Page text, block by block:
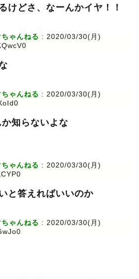
けどさ、なーんかイヤ！！
ゃんねる : 2020/03/30(月)
ゃんねる : 2020/03/30(月)
知らないよな
ゃんねる : 2020/03/30(月)
と答えればいいのか
ゃんねる : 2020/03/30(月)